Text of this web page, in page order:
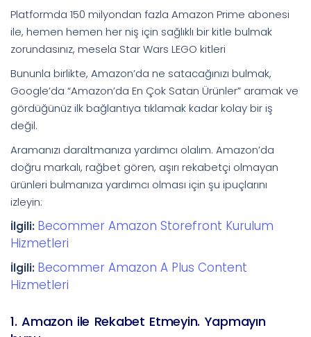
Platformda 150 milyondan fazla Amazon Prime abonesi
ile, hemen hemen her niş için sağlıklı bir kitle bulmak
zorundasınız, mesela Star Wars LEGO kitleri
Bununla birlikte, Amazon’da ne satacağınızı bulmak,
Google’da “Amazon’da En Çok Satan Ürünler” aramak ve
gördüğünüz ilk bağlantıya tıklamak kadar kolay bir iş
değil.
Aramanızı daraltmanıza yardımcı olalım. Amazon’da
doğru markalı, rağbet gören, aşırı rekabetçi olmayan
ürünleri bulmanıza yardımcı olması için şu ipuçlarını
izleyin:
İlgili: Becommer Amazon Storefront Kurulum
Hizmetleri
İlgili: Becommer Amazon A Plus Content
Hizmetleri
1. Amazon ile Rekabet Etmeyin. Yapmayın